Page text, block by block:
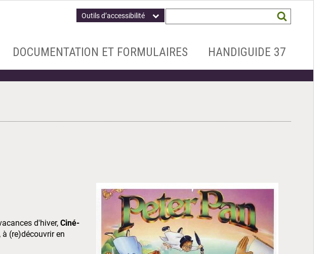
Outils d’accessibilité
DOCUMENTATION ET FORMULAIRES HANDIGUIDE 37
d'hiver, Ciné-
(re)découvrir en